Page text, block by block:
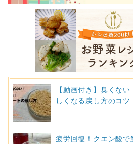
【動画付き】臭くな
しくなる戻し方のコツ
疲労回復！クエン酸